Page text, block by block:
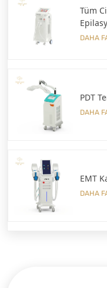
Tüm
DAHA
PDT
DAHA
EMT
DAHA